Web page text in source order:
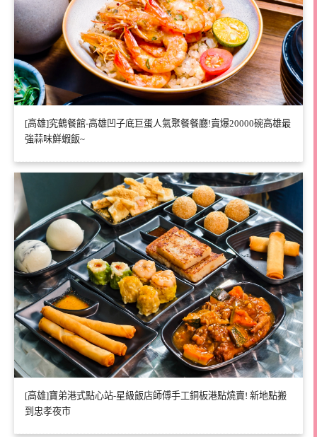
[高雄]究鶴餐館-高雄凹子底巨蛋人氣聚餐餐廳!賣爆20000碗高雄最
強蒜味鮮蝦飯~
[高雄]寶弟港式點心站-星級飯店師傅手工銅板港點燒賣! 新地點搬
到忠孝夜市